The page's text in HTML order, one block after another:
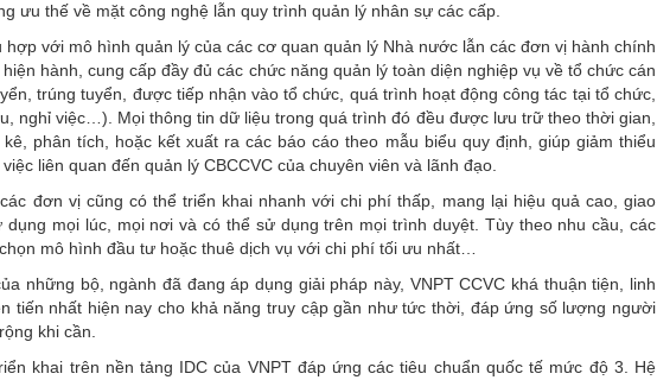
ưu thế về mặt công nghệ lẫn quy trình quản lý nhân sự các cấp.
với mô hình quản lý của các cơ quan quản lý Nhà nước lẫn các đơn vị hành chính
hành, cung cấp đầy đủ các chức năng quản lý toàn diện nghiệp vụ về tổ chức cán
trúng tuyển, được tiếp nhận vào tổ chức, quá trình hoạt động công tác tại tổ chức,
nghỉ việc…). Mọi thông tin dữ liệu trong quá trình đó đều được lưu trữ theo thời gian,
phân tích, hoặc kết xuất ra các báo cáo theo mẫu biểu quy định, giúp giảm thiểu
liên quan đến quản lý CBCCVC của chuyên viên và lãnh đạo.
đơn vị cũng có thể triển khai nhanh với chi phí thấp, mang lại hiệu quả cao, giao
dụng mọi lúc, mọi nơi và có thể sử dụng trên mọi trình duyệt. Tùy theo nhu cầu, các
mô hình đầu tư hoặc thuê dịch vụ với chi phí tối ưu nhất…
những bộ, ngành đã đang áp dụng giải pháp này, VNPT CCVC khá thuận tiện, linh
tiến nhất hiện nay cho khả năng truy cập gần như tức thời, đáp ứng số lượng người
khi cần.
khai trên nền tảng IDC của VNPT đáp ứng các tiêu chuẩn quốc tế mức độ 3. Hệ